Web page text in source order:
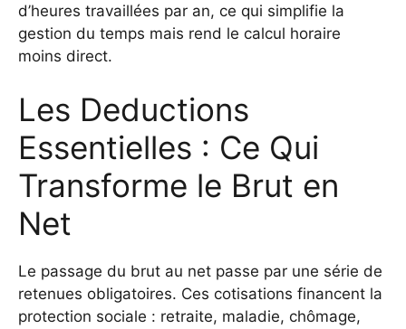
d’heures travaillées par an, ce qui simplifie la
gestion du temps mais rend le calcul horaire
moins direct.
Les Deductions
Essentielles : Ce Qui
Transforme le Brut en
Net
Le passage du brut au net passe par une série de
retenues obligatoires. Ces cotisations financent la
protection sociale : retraite, maladie, chômage,